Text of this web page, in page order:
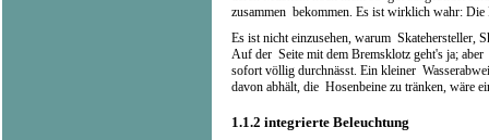
zusammen bekommen. Es ist wirklich wahr:
Es ist nicht einzusehen, warum Skatehersteller,
Auf der Seite mit dem Bremsklotz geht's ja;
sofort völlig durchnässt. Ein kleiner
davon abhält, die Hosenbeine zu tränken, wäre
1.1.2 integrierte Beleuchtung